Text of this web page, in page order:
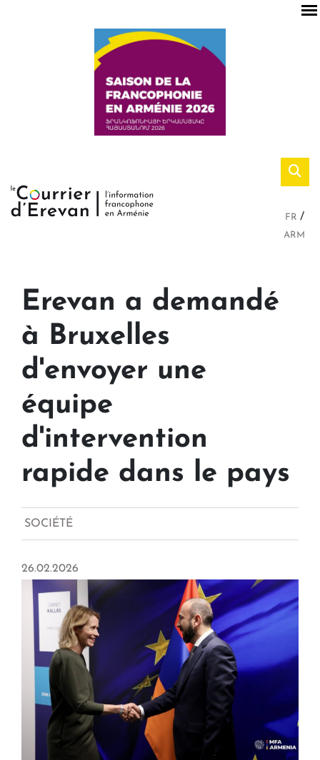
FR
ARM
Erevan a demandé
à Bruxelles
d'envoyer une
équipe
d'intervention
rapide dans le pays
SOCIÉTÉ
26.02.2026